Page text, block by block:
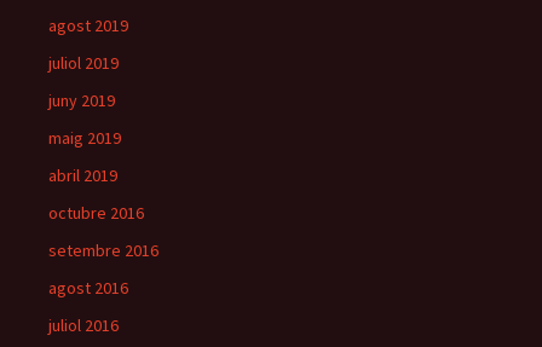
agost 2019
juliol 2019
juny 2019
maig 2019
abril 2019
octubre 2016
setembre 2016
agost 2016
juliol 2016